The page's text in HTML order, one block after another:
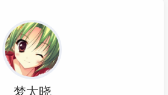
梦太晓